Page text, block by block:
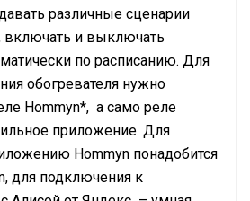
различные сценарии
включать и выключать
по расписанию. Для
обогревателя нужно
Hommyn*, а само реле
приложение. Для
Hommyn понадобится
для подключения к